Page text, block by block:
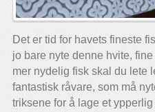
Det er tid for havets fineste
jo bare nyte denne hvite,
mer nydelig fisk skal du lete
fantastisk råvare, som må
triksene for å lage et